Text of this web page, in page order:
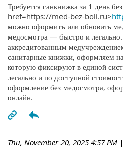
Требуется санкнижка за 1 день
href=https://med-bez-boli.ru>
можно оформить или обновить
медосмотра — быстро и
аккредитованным
санитарные книжки, оформляем
которую фиксируют в единой
легально и по доступной
оформление без медосмотра,
онлайн.
Thu, November 20, 2025 4:57 PM